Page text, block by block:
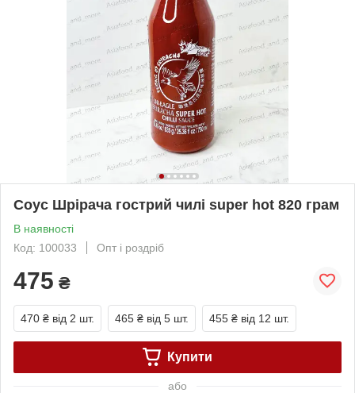
Соус Шрірача гострий чилі super hot 820 грам
В наявності
Код: 100033
Опт і роздріб
475 ₴
470 ₴ від 2 шт. 465 ₴ від 5 шт. 455 ₴ від 12 шт.
Купити
або